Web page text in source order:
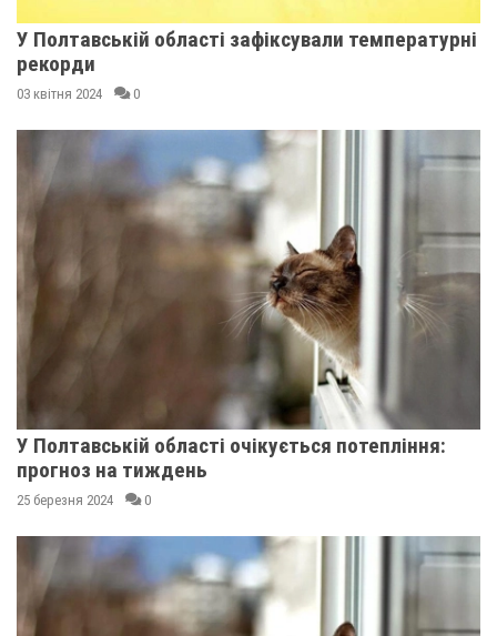
У Полтавській області зафіксували температурні
рекорди
03 квітня 2024 0
У Полтавській області очікується потепління:
прогноз на тиждень
25 березня 2024 0